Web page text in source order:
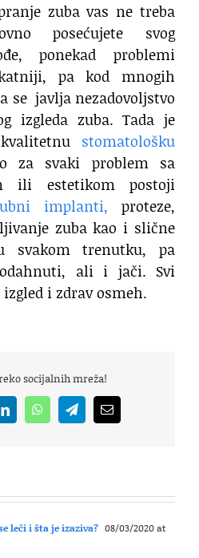
zuba vas ne treba
posećujete svog
ponekad problemi
pa kod mnogih
se javlja nezadovoljstvo
izgleda zuba. Tada je
stomatološku
za svaki problem sa
ili estetikom postoji
implanti, proteze,
zuba kao i slične
svakom trenutku, pa
ali i jači. Svi
i zdrav osmeh.
socijalnih mreža!
LinkedInWhatsAppTelegramEmail
leči i šta je izaziva? 08/03/2020 at